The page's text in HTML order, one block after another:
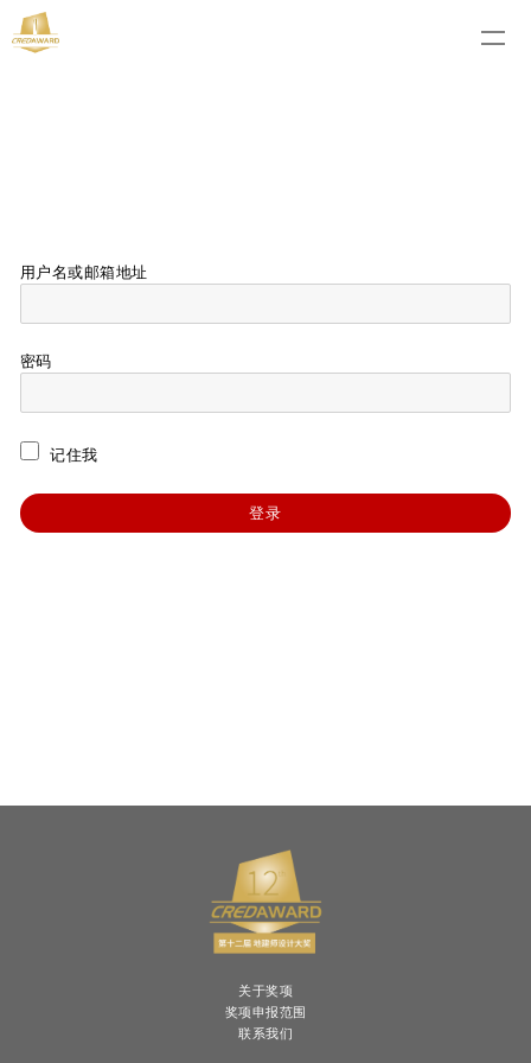
用户名或邮箱地址
密码
记住我
关于奖项
奖项申报范围
联系我们